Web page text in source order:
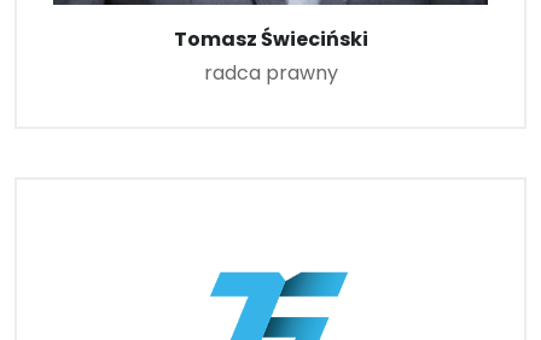
Tomasz Świeciński
radca prawny